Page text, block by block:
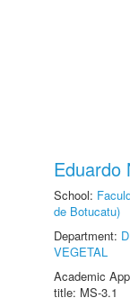
Eduardo
School:
de Botucatu)
Department:
VEGETAL
Academic
title: MS-3.1